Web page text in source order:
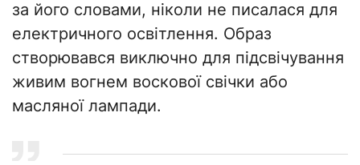
за його словами, ніколи не писалася для
електричного освітлення. Образ
створювався виключно для підсвічування
живим вогнем воскової свічки або
масляної лампади.